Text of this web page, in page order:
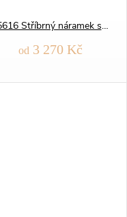
05616 Stříbrný náramek s DESTIČKOU - PANCER 140
od 3 270 Kč